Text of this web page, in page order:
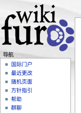
导航
国际门户
最近更改
随机页面
方针指引
帮助
群聊